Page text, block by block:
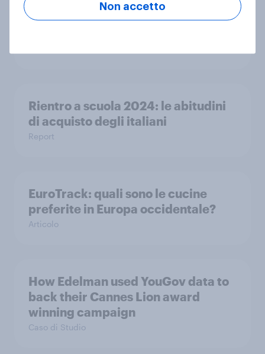
Perché non stiamo calme e altre
Rientro a scuola 2024: le abitudini
di acquisto degli italiani
Report
EuroTrack: quali sono le cucine
preferite in Europa occidentale?
Articolo
How Edelman used YouGov data to
back their Cannes Lion award
winning campaign
Caso di Studio
Non accetto